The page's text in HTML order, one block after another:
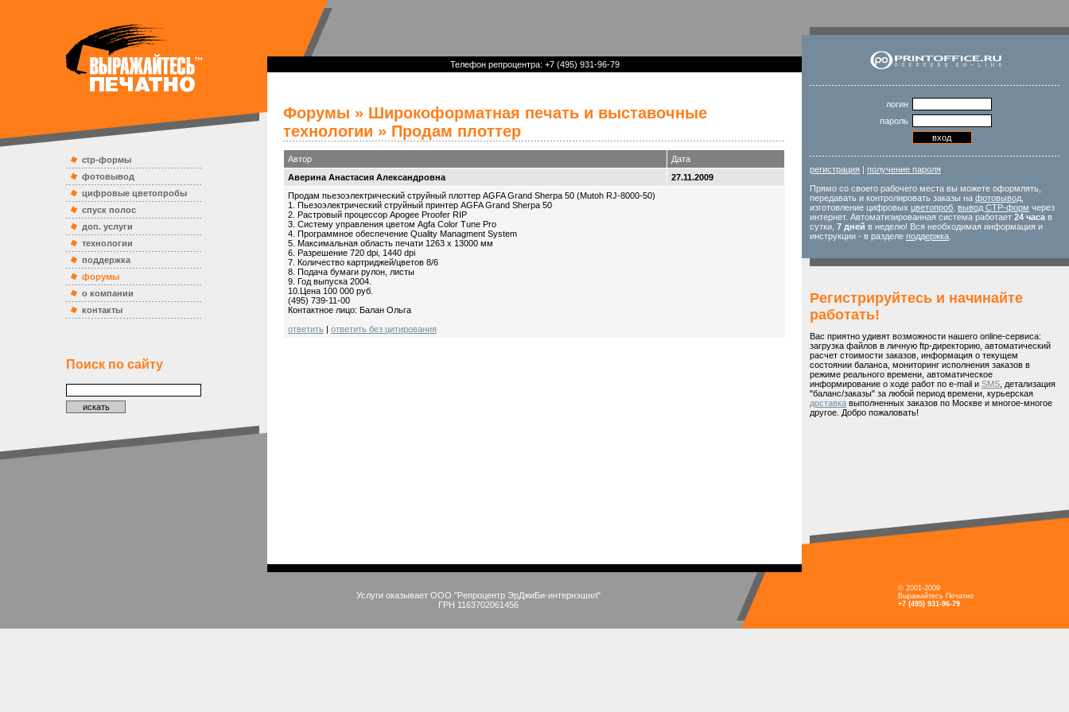
ctp-формы
фотовывод
цифровые цветопробы
спуск полос
доп. услуги
технологии
поддержка
форумы
о компании
контакты
Поиск по сайту
Телефон репроцентра: +7 (495) 931-96-79
Форумы » Широкоформатная печать и выставочные
технологии » Продам плоттер
Автор
Дата
Аверина Анастасия Александровна
27.11.2009
Продам пьезоэлектрический струйный плоттер AGFA Grand Sherpa 50 (Mutoh RJ-8000-50)
1. Пьезоэлектрический струйный принтер AGFA Grand Sherpa 50
2. Растровый процессор Apogee Proofer RIP
3. Систему управления цветом Agfa Color Tune Pro
4. Программное обеспечение Quality Managment System
5. Максимальная область печати 1263 х 13000 мм
6. Разрешение 720 dpi, 1440 dpi
7. Количество картриджей/цветов 8/6
8. Подача бумаги рулон, листы
9. Год выпуска 2004.
10.Цена 100 000 руб.
(495) 739-11-00
Контактное лицо: Балан Ольга
ответить | ответить без цитирования
логин
пароль
регистрация | получение пароля
Прямо со своего рабочего места вы можете оформлять,
передавать и контролировать заказы на фотовывод
изготовление цифровых цветопроб вывод CTP-форм через
интернет. Автоматизированная система работает 24 часа в
сутки, 7 дней в неделю! Вся необходимая информация и
инструкции - в разделе поддержка
Регистрируйтесь и начинайте
работать!
Вас приятно удивят возможности нашего online-сервиса:
загрузка файлов в личную ftp-директорию, автоматический
расчет стоимости заказов, информация о текущем
состоянии баланса, мониторинг исполнения заказов в
режиме реального времени, автоматическое
информирование о ходе работ по e-mail и SMS , детализация
"баланс/заказы" за любой период времени, курьерская
доставка выполненных заказов по Москве и многое-многое
другое. Добро пожаловать!
Услуги оказывает ООО "Репроцентр ЭрДжиБи-интернэшнл"
ГРН 1163702061456
© 2001-2009
Выражайтесь Печатно
+7 (495) 931-96-79